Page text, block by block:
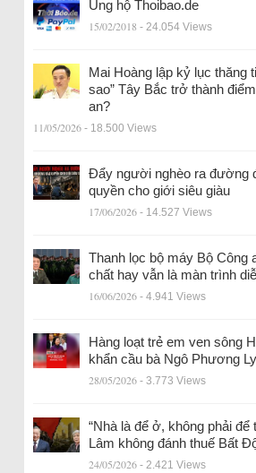
Ủng hộ Thoibao.de
15/02/2018 - 24.054 Views
Mai Hoàng lập kỷ lục thăng
sao” Tây Bắc trở thành
an?
11/05/2026 - 18.500 Views
Đẩy người nghèo ra đường
quyền cho giới siêu giàu
17/06/2026 - 14.527 Views
Thanh lọc bộ máy Bộ Công
chất hay vẫn là màn trình
16/06/2026 - 4.941 Views
Hàng loạt trẻ em ven sông
khẩn cầu bà Ngô Phương
28/05/2026 - 3.773 Views
“Nhà là để ở, không phải để
Lâm không đánh thuế Bất
24/05/2026 - 2.421 Views